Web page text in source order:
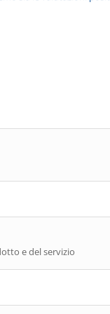
e del servizio